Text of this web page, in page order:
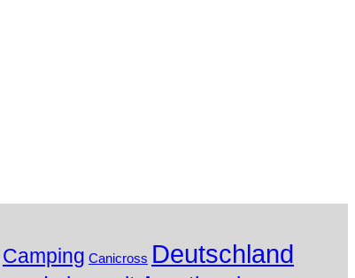
Camping Canicross Deutschland